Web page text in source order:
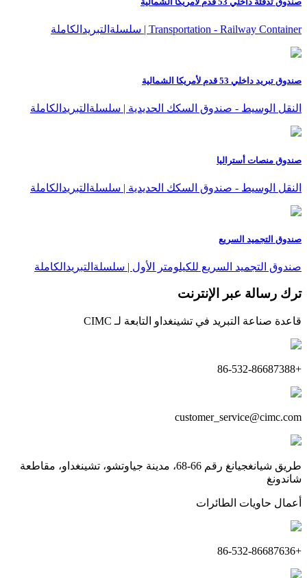
Transportation - Railway Container | سلسلةالتبريدالكاملة
صندوق تبريد داخلي 53 قدم لأمريكا الشمالية
النقل الوسيط - صندوق السكك الحديدية | سلسلةالتبريدالكاملة
صندوق منصات أستراليا
النقل الوسيط - صندوق السكك الحديدية | سلسلةالتبريدالكاملة
صندوق التجميد السريع
صندوق التجميد السريع للكيلومتر الأول | سلسلةالتبريدالكاملة
ترك رسالة عبر الإنترنت
قاعدة صناعة التبريد في تشينغداو التابعة لـ CIMC
+86-532-86687388
customer_service@cimc.com
طريق شيانغجيانغ رقم 66-68، مدينة جياوتشو، تشينغداو، مقاطعة
شاندونغ
أعمال حاويات الطائرات
+86-532-86687636